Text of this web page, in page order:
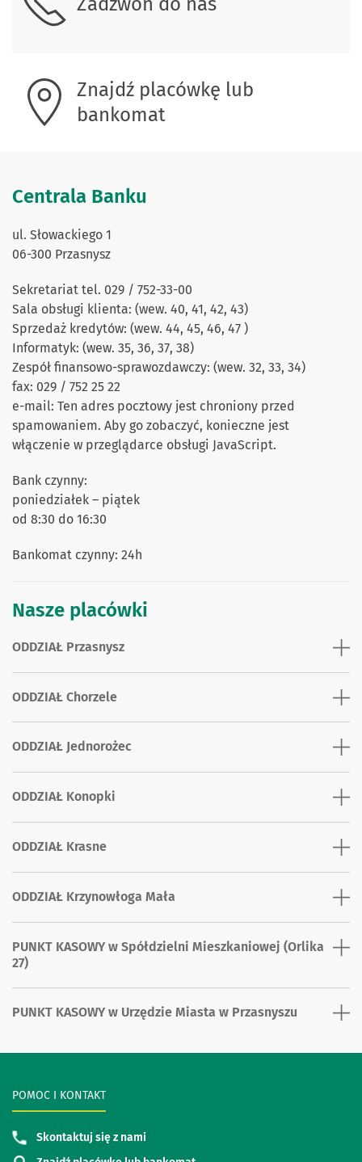
Znajdź placówkę lub
bankomat
Centrala Banku
ul. Słowackiego 1
06-300 Przasnysz
Sekretariat tel. 029 / 752-33-00
Sala obsługi klienta: (wew. 40, 41, 42, 43)
Sprzedaż kredytów: (wew. 44, 45, 46, 47 )
Informatyk: (wew. 35, 36, 37, 38)
Zespół finansowo-sprawozdawczy: (wew. 32, 33, 34)
fax: 029 / 752 25 22
e-mail: Ten adres pocztowy jest chroniony przed
spamowaniem. Aby go zobaczyć, konieczne jest
włączenie w przeglądarce obsługi JavaScript.
Bank czynny:
poniedziałek – piątek
od 8:30 do 16:30
Bankomat czynny: 24h
Nasze placówki
ODDZIAŁ Przasnysz
ODDZIAŁ Chorzele
ODDZIAŁ Jednorożec
ODDZIAŁ Konopki
ODDZIAŁ Krasne
ODDZIAŁ Krzynowłoga Mała
PUNKT KASOWY w Spółdzielni Mieszkaniowej (Orlika
27)
PUNKT KASOWY w Urzędzie Miasta w Przasnyszu
POMOC I KONTAKT
Skontaktuj się z nami